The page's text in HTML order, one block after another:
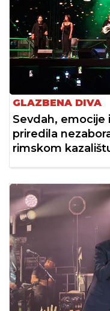
GLAZBENA DIVA
Sevdah, emocije
priredila
rimskom